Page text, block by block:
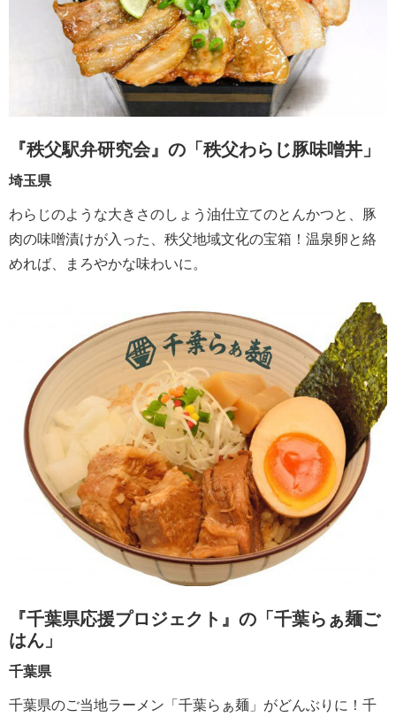
『秩父駅弁研究会』の「秩父わらじ豚味噌丼」
埼玉県
わらじのような大きさのしょう油仕立てのとんかつと、豚
肉の味噌漬けが入った、秩父地域文化の宝箱！温泉卵と絡
めれば、まろやかな味わいに。
『千葉県応援プロジェクト』の「千葉らぁ麺ご
はん」
千葉県
千葉県のご当地ラーメン「千葉らぁ麺」がどんぶりに！千